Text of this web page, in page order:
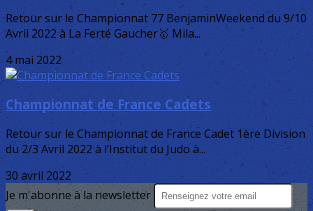
Retour sur le Championnat 77 BenjaminWeekend du 9/10
Avril 2022 à La Ferté Gaucher🥇 Mila...
4 mai 2022
Championnat de France Cadets
Retour sur le Championnat de France Cadet 1ère Division
du 2/3 Avril 2022 à l’Institut du Judo à...
30 avril 2022
Je m'abonne à la newsletter